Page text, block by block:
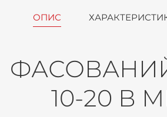
ОПИС
10-20 В